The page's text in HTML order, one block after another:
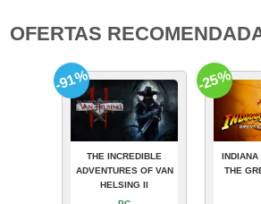
OFERTAS
THE INCREDIBLE
ADVENTURES OF VAN
HELSING II
-91%
INDIANA
THE
-25%